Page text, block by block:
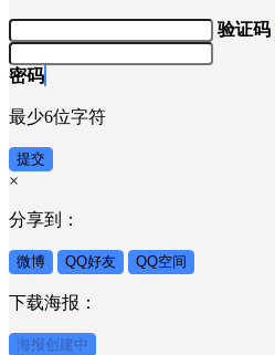
验证码
密码
最少6位字符
提交
×
分享到：
微博 QQ好友 QQ空间
下载海报：
海报创建中